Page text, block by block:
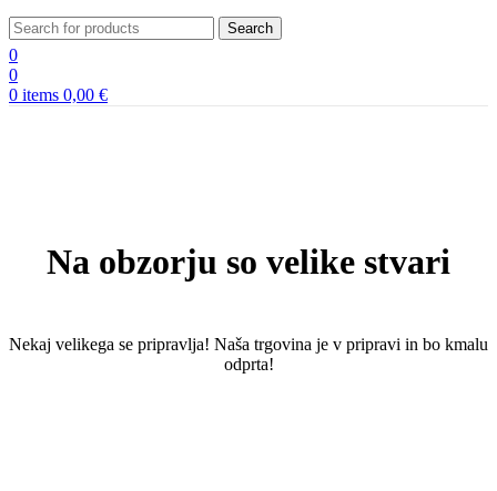
Search
0
0
0 items 0,00 €
Na obzorju so velike stvari
Nekaj ​​velikega se pripravlja! Naša trgovina je v pripravi in ​​bo kmalu
odprta!